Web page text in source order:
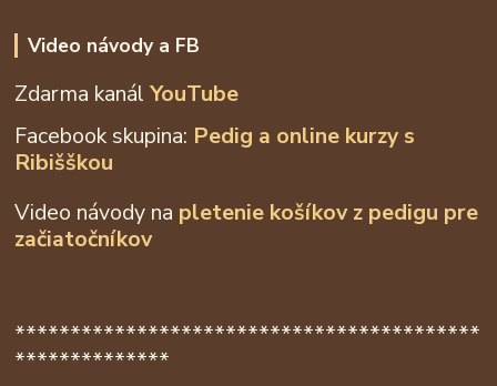
Video návody a FB
Zdarma kanálYouTube
Facebook skupina: Pedig a online kurzy s
Ribišškou
Video návody na pletenie košíkov z pedigu pre
začiatočníkov
******************************************
**************